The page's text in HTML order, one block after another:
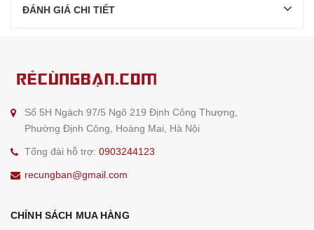
ĐÁNH GIÁ CHI TIẾT
Số 5H Ngách 97/5 Ngõ 219 Định Công Thượng,
Phường Định Công, Hoàng Mai, Hà Nội
Tổng đài hỗ trợ: 0903244123
recungban@gmail.com
CHÍNH SÁCH MUA HÀNG